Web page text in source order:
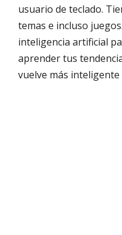
usuario de teclado.
temas e incluso
inteligencia artificial
aprender tus
vuelve más inteligente